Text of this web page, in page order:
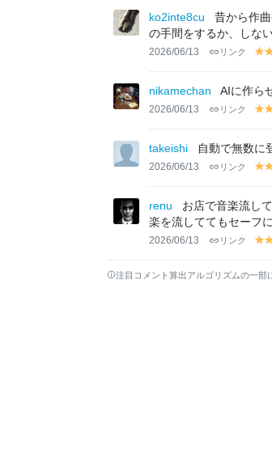
lo
w
w
ko2inte8cu
昔から作
の手間をするか、しな
2026/06/13 リンク
y
lo
w w
nikamechan AIに作ら
2026/06/13 リンク
y
lo
w w
takeishi 自動で無数に
2026/06/13 リンク
y
lo
w
lo
w
renu
お店で音楽流し
楽を流しててもセーフ
2026/06/13 リンク
y
lo
注目コメント算出アルゴリズムの一部